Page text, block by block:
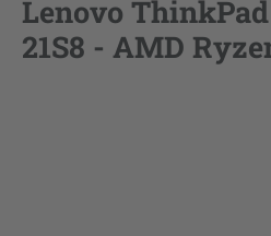
Lenovo ThinkPad
21S8 - AMD